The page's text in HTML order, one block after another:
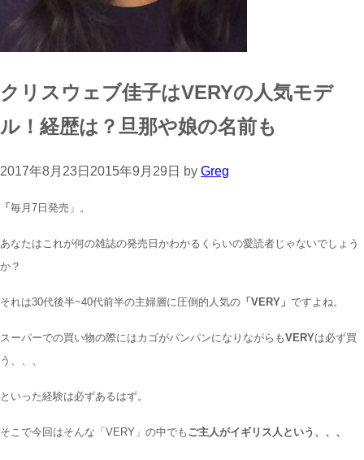
クリスウェブ佳子はVERYの人気モデ
ル！経歴は？旦那や娘の名前も
2017年8月23日 2015年9月29日 by Greg
「 毎月7日発売」。
あなたはこれが何の雑誌の発売日かわかるくらいの愛読者じゃないでしょう
か？
それは30代後半~40代前半の主婦層に圧倒的人気の 「VERY」 ですよね。
スーパーでの買い物の際にはカゴがパンパンになりながらもVERYは必ず買
う、、、
といった経験は必ずあるはず。
そこで今回はそんな「VERY」の中でも ご主人がイギリス人という、、、